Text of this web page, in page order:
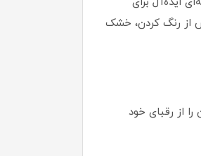
از رنگ کردن، خشک
از رقبای خود